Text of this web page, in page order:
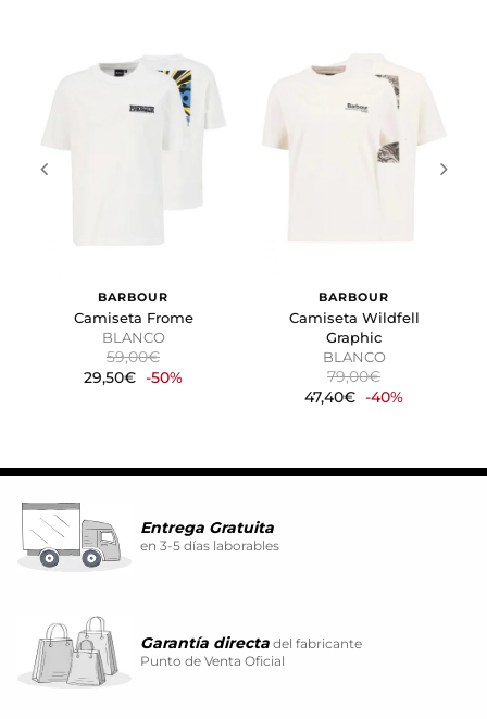
BARBOUR
Camiseta Frome
BLANCO
59,00€
29,50€ -50%
BARBOUR
Camiseta Wildfell
Graphic
BLANCO
79,00€
47,40€ -40%
Entrega Gratuita
en 3-5 días laborables
Garantía directa del fabricante
Punto de Venta Oficial
las páginas web. La intención es mostrar anuncios
relevantes y atractivos para el usuario individual.
GUARDAR CONFIGURACIÓN